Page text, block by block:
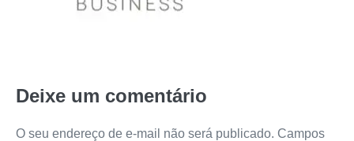
Deixe um comentário
O seu endereço de e-mail não será publicado. Campos